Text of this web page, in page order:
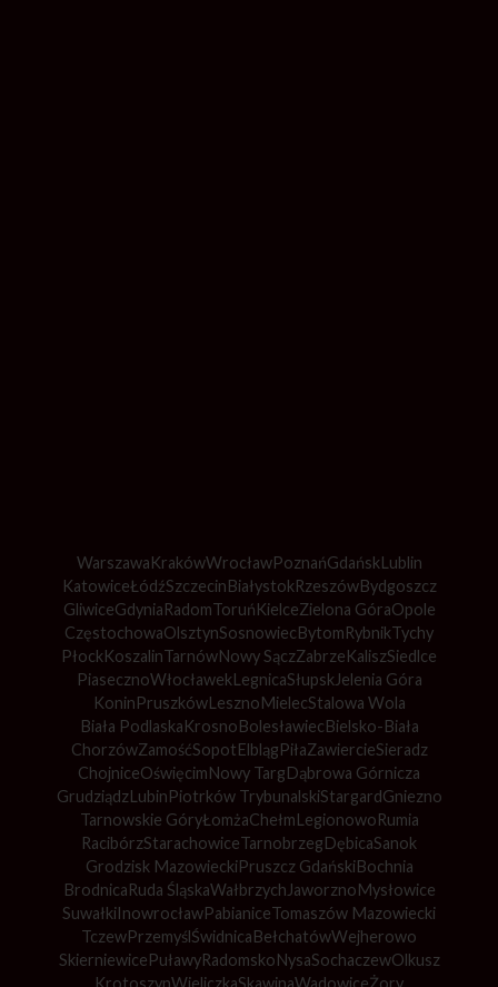
WarszawaKrakówWrocławPoznańGdańskLublin
KatowiceŁódźSzczecinBiałystokRzeszówBydgoszcz
GliwiceGdyniaRadomToruńKielceZielona GóraOpole
CzęstochowaOlsztynSosnowiecBytomRybnikTychy
PłockKoszalinTarnówNowy SączZabrzeKaliszSiedlce
PiasecznoWłocławekLegnicaSłupsk Jelenia Góra
KoninPruszkówLesznoMielecStalowa Wola
Biała PodlaskaKrosnoBolesławiecBielsko-Biała
ChorzówZamośćSopotElblągPiłaZawiercieSieradz
ChojniceOświęcimNowy TargDąbrowa Górnicza
GrudziądzLubinPiotrków TrybunalskiStargardGniezno
Tarnowskie GóryŁomżaChełmLegionowoRumia
RacibórzStarachowiceTarnobrzegDębicaSanok
Grodzisk MazowieckiPruszcz GdańskiBochnia
BrodnicaRuda ŚląskaWałbrzych JaworznoMysłowice
SuwałkiInowrocławPabianiceTomaszów Mazowiecki
TczewPrzemyślŚwidnicaBełchatówWejherowo
SkierniewicePuławyRadomskoNysaSochaczewOlkusz
KrotoszynWieliczkaSkawinaWadowiceŻory